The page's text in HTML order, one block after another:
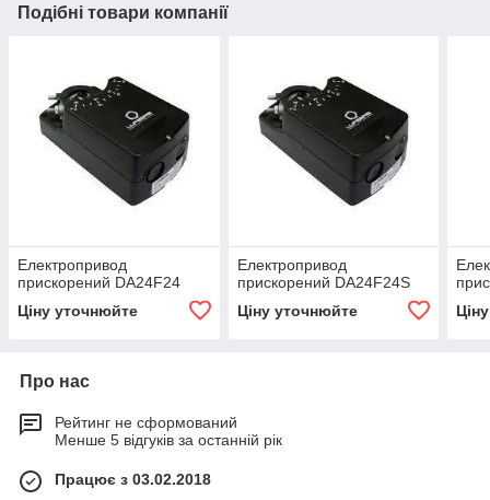
Подібні товари компанії
Електропривод
прискорений DA24F24
Ціну уточнюйте
Електропривод
прискорений DA24F24S
Ціну уточнюйте
Про нас
Рейтинг не сформований
Менше 5 відгуків за останній рік
Працює з 03.02.2018